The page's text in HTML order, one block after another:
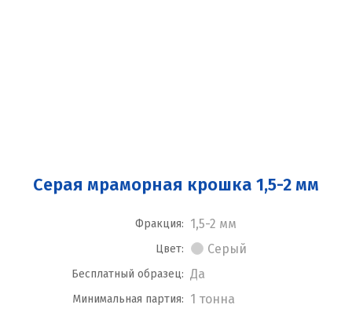
Серая мраморная крошка 1,5-2 мм
Фракция: 1,5-2 мм
Цвет: Серый
Бесплатный образец: Да
Минимальная партия: 1 тонна